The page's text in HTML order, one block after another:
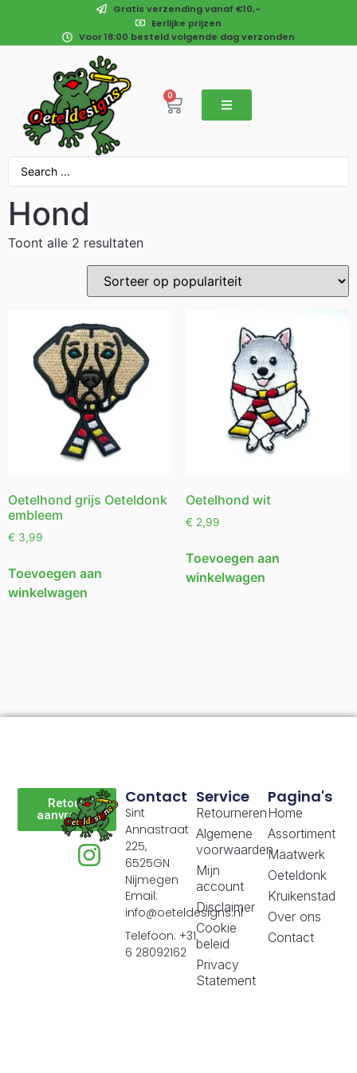
Gratis verzending vanaf €10,-
Eerlijke prijzen
Voor 18:00 besteld volgende dag verzonden
0
Hond
Toont alle 2 resultaten
Oetelhond grijs Oeteldonk
embleem
€ 3,99
Toevoegen aan
winkelwagen
Oetelhond wit
€ 2,99
Toevoegen aan
winkelwagen
Retour
aanvragen
Pagina's
Home
Assortiment
Maatwerk
Oeteldonk
Kruikenstad
Over ons
Contact
Service
Retourneren
Algemene
voorwaarden
Mijn
account
Disclaimer
Cookie
beleid
Privacy
Statement
Contact
Sint
Annastraat
225,
6525GN
Nijmegen
Email:
info@oeteldesigns.nl
Telefoon: +31
6 28092162